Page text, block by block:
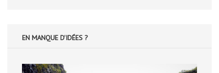
EN MANQUE D'IDÉES ?